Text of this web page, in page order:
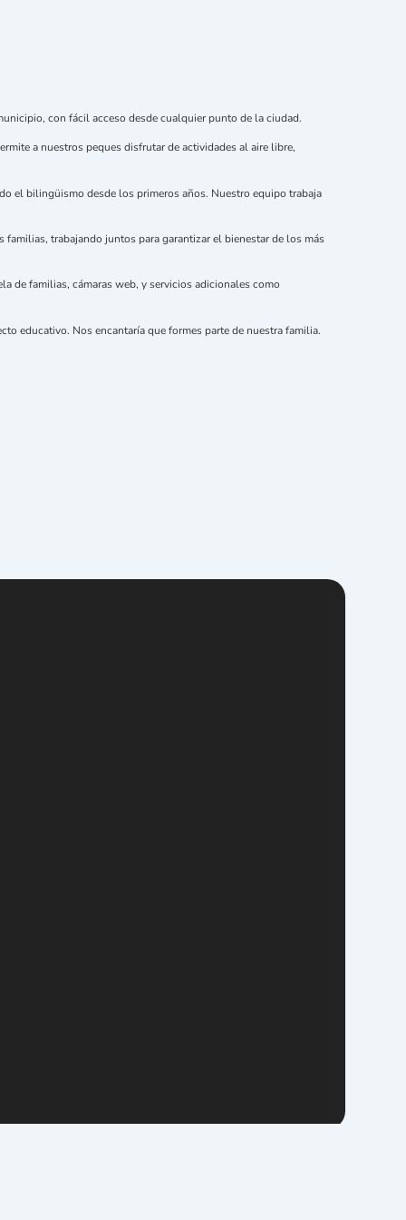
con fácil acceso desde cualquier punto de la ciudad.
a nuestros peques disfrutar de actividades al aire libre,
el bilingüismo desde los primeros años. Nuestro equipo trabaja
trabajando juntos para garantizar el bienestar de los más
de familias, cámaras web, y servicios adicionales como
educativo. Nos encantaría que formes parte de nuestra familia.